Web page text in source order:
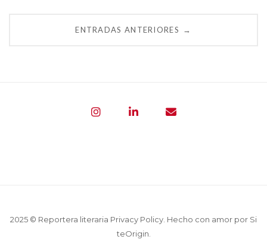
ENTRADAS ANTERIORES →
2025 © Reportera literaria Privacy Policy . Hecho con amor por Si
teOrigin